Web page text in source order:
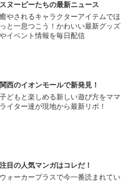
スヌーピーたちの最新ニュース
癒やされるキャラクターアイテムでほ
っと一息つこう！かわいい最新グッズ
やイベント情報を毎日配信
関西のイオンモールで新発見！
子どもと楽しめる新しい遊び方をママ
ライター達が現地から最新リポ！
注目の人気マンガはコレだ！
ウォーカープラスで今一番読まれてい